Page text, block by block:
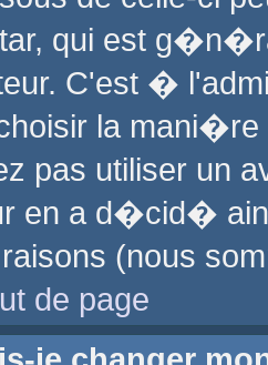
qui est
C'est �
la
pas utiliser un
en a d�cid�
(nous
de page